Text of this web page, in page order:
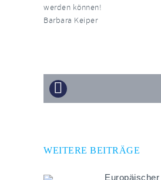
werden können!
Barbara Keiper
WEITERE BEITRÄGE
Europäischer